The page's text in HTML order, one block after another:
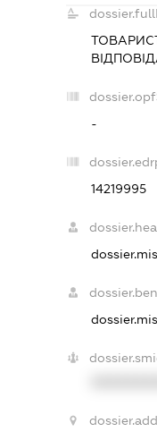
-
14219995